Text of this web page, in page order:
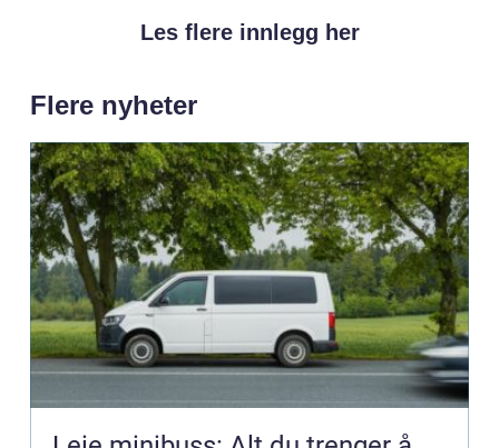
Les flere innlegg her
Flere nyheter